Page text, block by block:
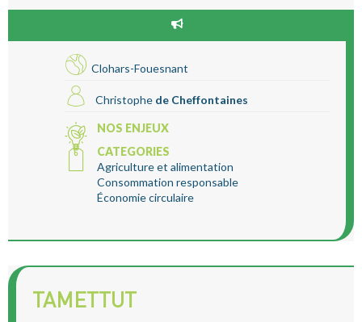
Clohars-Fouesnant
Christophe de Cheffontaines
NOS ENJEUX
CATEGORIES
Agriculture et alimentation
Consommation responsable
Économie circulaire
TAMETTUT